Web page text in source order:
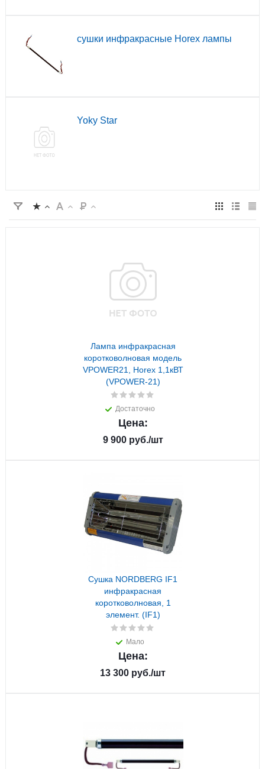
сушки инфракрасные Horex лампы
Yoky Star
Лампа инфракрасная
коротковолновая модель
VPOWER21, Horex 1,1кВТ
(VPOWER-21)
Достаточно
Цена:
9 900руб./шт
Сушка NORDBERG IF1
инфракрасная
коротковолновая, 1
элемент. (IF1)
Мало
Цена:
13 300 руб./шт